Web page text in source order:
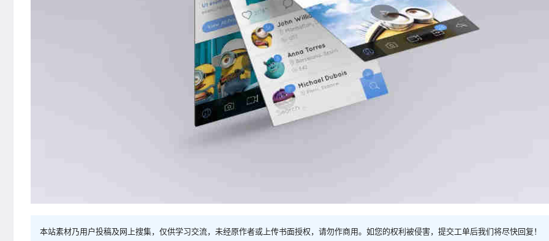
本站素材乃用户投稿及网上搜集，仅供学习交流，未经原作者或上传书面授权，请勿作商用。如您的权利被侵害，提交工单后我们将尽快回复！